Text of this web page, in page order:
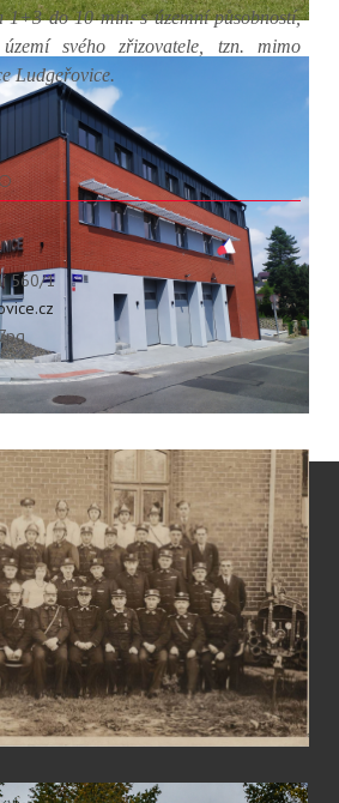
1+3 do 10 min. s územní působností,
svého zřizovatele, tzn. mimo
Ludgeřovice.
560/1